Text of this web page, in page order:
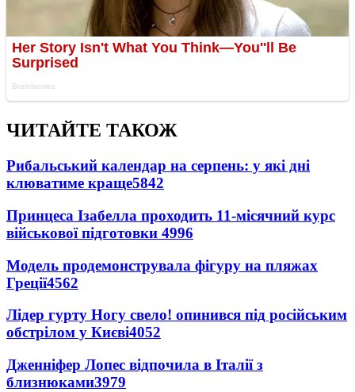
ЧИТАЙТЕ ТАКОЖ
Рибальський календар на серпень: у які дні
клюватиме краще5842
Принцеса Ізабелла проходить 11-місячний курс
військової підготовки 4996
Модель продемонструвала фігуру на пляжах
Греції4562
Лідер гурту Ногу свело! опинився під російським
обстрілом у Києві4052
Дженніфер Лопес відпочила в Італії з
близнюками3979